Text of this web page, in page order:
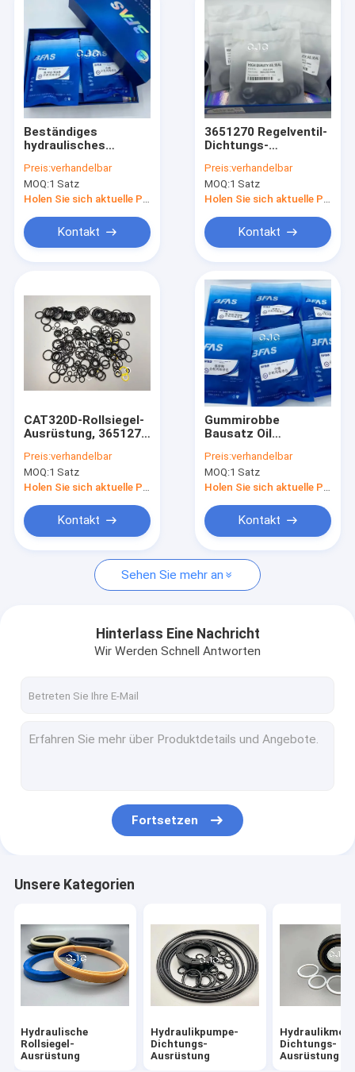
Produkte
VR-Show
Über uns
Kontakt mit uns
Neuigkeiten
Hydraulische Rollsiegel-Ausrüstung
Hydraulikpumpe-Dichtungs-Ausrüstung
O Ring Seal Bausatz
Bagger Seal Bausatz
Bahn-Regler-Dichtungs-Ausrüstung
Skelett-Öldichtung
Sich hin- und herbewegende Öldichtung
Beständiges
hydraulisches
For EX400-1 EX400-2
EX400-3
Preis:verhandelbar
MOQ:1 Satz
Holen Sie sich aktuelle Preis
Kontakt
3651270 Regelventil-
Dichtungs-
Ring Oil Seal For
Excavator SK200
Preis:verhandelbar
MOQ:1 Satz
Holen Sie sich aktuelle Preis
Kontakt
CAT320D-Rollsiegel-
Ausrüstung, 3651270
Öldichtung PUs TPFE
FKM NBR
Preis:verhandelbar
MOQ:1 Satz
Holen Sie sich aktuelle Preis
Kontakt
Gummirobbe
Bausatz Oil
PC200 des
Regelventil-3651270
Preis:verhandelbar
MOQ:1 Satz
Holen Sie sich aktuelle Preis
Kontakt
Sehen Sie mehr an
Hinterlass Eine Nachricht
Wir Werden Schnell Antworten
Fortsetzen
Unsere Kategorien
Hydraulische
Rollsiegel-
Ausrüstung
Hydraulikpumpe-
Dichtungs-
Ausrüstung
Dichtungs-
Ausrüstung